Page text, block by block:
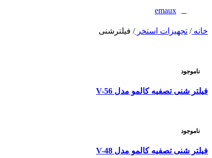
emaux
خانه/ تجهیزات استخر/ فیلترشنی
ناموجود
فیلتر شنی تصفیه کالمو مدل V-56
ناموجود
فیلتر شنی تصفیه کالمو مدل V-48